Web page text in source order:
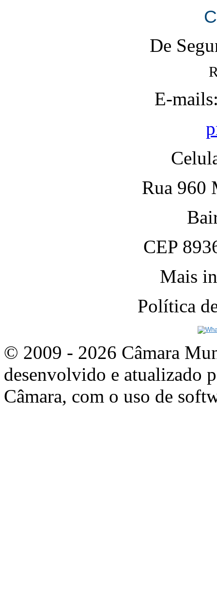
De
E-
Rua 960
CEP
Mais
Política
© 2009 - 2026 Câmara
desenvolvido e atualizado
Câmara, com o uso de